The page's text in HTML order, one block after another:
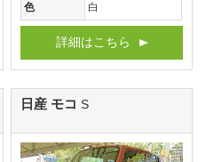
色 白
詳細はこちら
日産 モコ S